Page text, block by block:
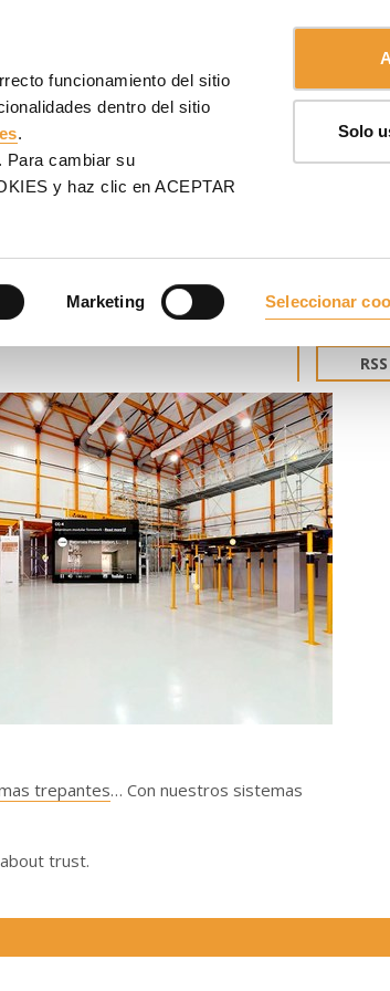
funcionamiento del sitio
dentro del sitio
.
Para cambiar su
y haz clic en ACEPTAR
Marketing Seleccionar
Solo
podrás realizar un tour
trepantes… Con nuestros sistemas
trust.